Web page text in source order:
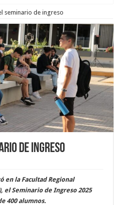
seminario de ingreso
de ingreso
en la Facultad Regional
el Seminario de Ingreso 2025
400 alumnos.